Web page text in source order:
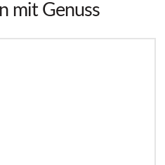
mit Genuss